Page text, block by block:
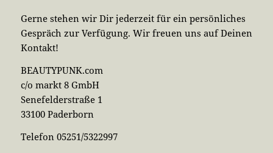
Gerne stehen wir Dir jederzeit für ein persönliches
Gespräch zur Verfügung. Wir freuen uns auf Deinen
Kontakt!
BEAUTYPUNK.com
c/o markt 8 GmbH
Senefelderstraße 1
33100 Paderborn
Telefon 05251/5322997